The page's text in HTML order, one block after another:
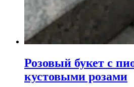
Розовый букет с
кустовыми розами